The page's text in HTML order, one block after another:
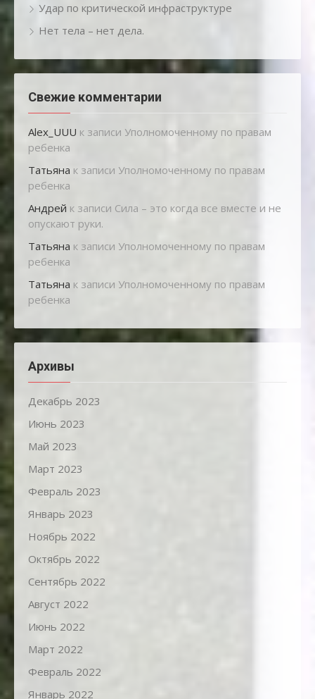
Удар по критической инфраструктуре
Нет тела – нет дела.
Свежие комментарии
Alex_UUU к записи Уполномоченному по правам
ребенка
Татьяна к записи Уполномоченному по правам
ребенка
Андрей к записи Сила – это когда все вместе и не
опускают руки.
Татьяна к записи Уполномоченному по правам
ребенка
Татьяна к записи Уполномоченному по правам
ребенка
Архивы
Декабрь 2023
Июнь 2023
Май 2023
Март 2023
Февраль 2023
Январь 2023
Ноябрь 2022
Октябрь 2022
Сентябрь 2022
Август 2022
Июнь 2022
Март 2022
Февраль 2022
Январь 2022